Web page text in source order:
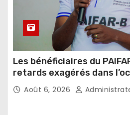
Les bénéficiaires du
retards exagérés dans
agricoles
Août 6, 2026